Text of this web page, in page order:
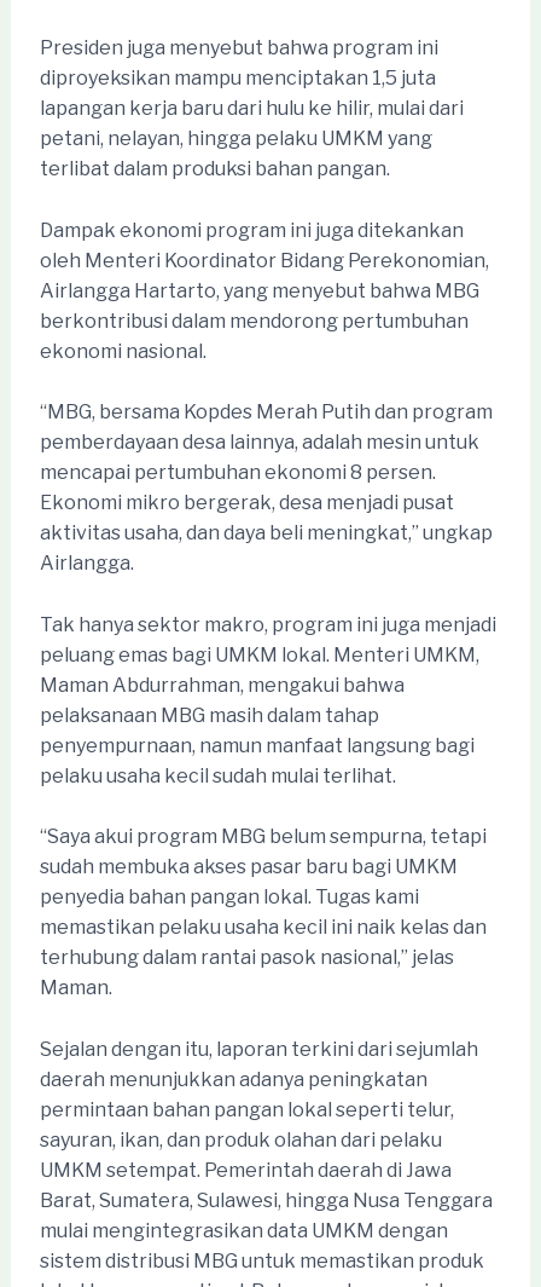
Presiden juga menyebut bahwa program ini
diproyeksikan mampu menciptakan 1,5 juta
lapangan kerja baru dari hulu ke hilir, mulai dari
petani, nelayan, hingga pelaku UMKM yang
terlibat dalam produksi bahan pangan.
Dampak ekonomi program ini juga ditekankan
oleh Menteri Koordinator Bidang Perekonomian,
Airlangga Hartarto, yang menyebut bahwa MBG
berkontribusi dalam mendorong pertumbuhan
ekonomi nasional.
“MBG, bersama Kopdes Merah Putih dan program
pemberdayaan desa lainnya, adalah mesin untuk
mencapai pertumbuhan ekonomi 8 persen.
Ekonomi mikro bergerak, desa menjadi pusat
aktivitas usaha, dan daya beli meningkat,” ungkap
Airlangga.
Tak hanya sektor makro, program ini juga menjadi
peluang emas bagi UMKM lokal. Menteri UMKM,
Maman Abdurrahman, mengakui bahwa
pelaksanaan MBG masih dalam tahap
penyempurnaan, namun manfaat langsung bagi
pelaku usaha kecil sudah mulai terlihat.
“Saya akui program MBG belum sempurna, tetapi
sudah membuka akses pasar baru bagi UMKM
penyedia bahan pangan lokal. Tugas kami
memastikan pelaku usaha kecil ini naik kelas dan
terhubung dalam rantai pasok nasional,” jelas
Maman.
Sejalan dengan itu, laporan terkini dari sejumlah
daerah menunjukkan adanya peningkatan
permintaan bahan pangan lokal seperti telur,
sayuran, ikan, dan produk olahan dari pelaku
UMKM setempat. Pemerintah daerah di Jawa
Barat, Sumatera, Sulawesi, hingga Nusa Tenggara
mulai mengintegrasikan data UMKM dengan
sistem distribusi MBG untuk memastikan produk